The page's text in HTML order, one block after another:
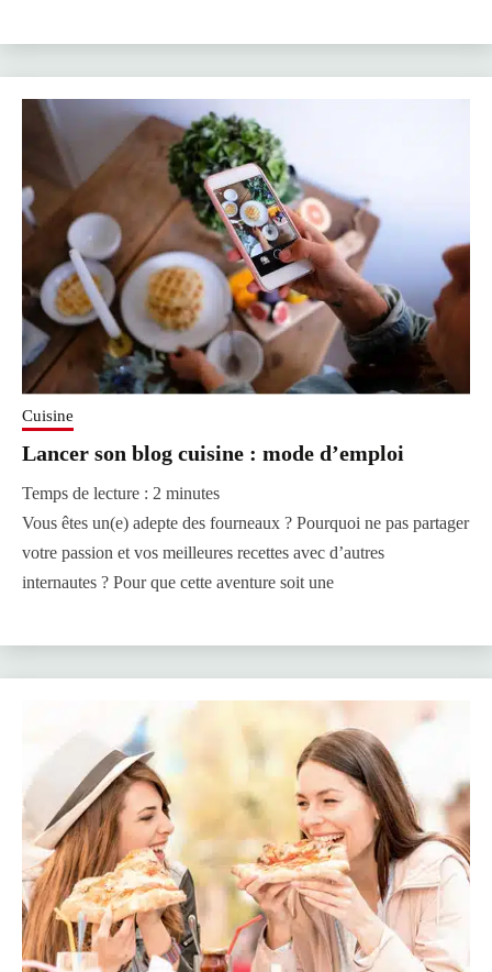
Cuisine
Lancer son blog cuisine : mode d’emploi
Temps de lecture : 2 minutes
Vous êtes un(e) adepte des fourneaux ? Pourquoi ne pas partager
votre passion et vos meilleures recettes avec d’autres
internautes ? Pour que cette aventure soit une